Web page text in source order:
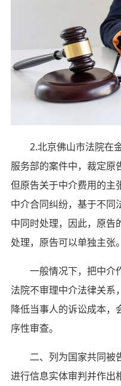
2.北京佛山市法院在金
服务部的案件中，裁定原
但原告关于中介费用的主
中介合同纠纷，基于不同
中同时处理，因此，原告
处理，原告可以单独主张。
一般情况下，把中介
法院不审理中介法律关系
降低当事人的诉讼成本，
序性审查。
二、列为国家共同被
进行信息实体审判并作出